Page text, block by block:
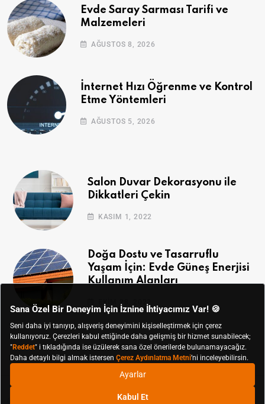
Evde Saray Sarması Tarifi ve
Malzemeleri
AĞUSTOS 8, 2026
İnternet Hızı Öğrenme ve Kontrol
Etme Yöntemleri
AĞUSTOS 5, 2026
Salon Duvar Dekorasyonu ile
Dikkatleri Çekin
KASIM 1, 2022
Doğa Dostu ve Tasarruflu
Yaşam İçin: Evde Güneş Enerjisi
Kullanım Alanları
EKIM 28, 2022
© Koçtaş 2019 - 2024 Tüm Hakları Saklıdır.